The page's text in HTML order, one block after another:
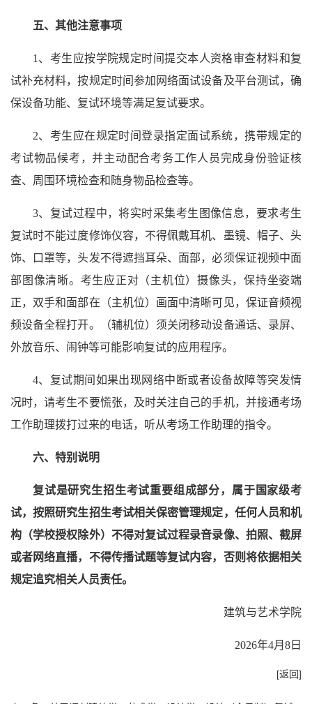
五、其他注意事项
1、考生应按学院规定时间提交本人资格审查材料和复
试补充材料，按规定时间参加网络面试设备及平台测试，确
保设备功能、复试环境等满足复试要求。
2、考生应在规定时间登录指定面试系统，携带规定的
考试物品候考，并主动配合考务工作人员完成身份验证核
查、周围环境检查和随身物品检查等。
3、复试过程中，将实时采集考生图像信息，要求考生
复试时不能过度修饰仪容，不得佩戴耳机、墨镜、帽子、头
饰、口罩等，头发不得遮挡耳朵、面部，必须保证视频中面
部图像清晰。考生应正对（主机位）摄像头，保持坐姿端
正，双手和面部在（主机位）画面中清晰可见，保证音频视
频设备全程打开。（辅机位）须关闭移动设备通话、录屏、
外放音乐、闹钟等可能影响复试的应用程序。
4、复试期间如果出现网络中断或者设备故障等突发情
况时，请考生不要慌张，及时关注自己的手机，并接通考场
工作助理拨打过来的电话，听从考场工作助理的指令。
六、特别说明
复试是研究生招生考试重要组成部分，属于国家级考
试，按照研究生招生考试相关保密管理规定，任何人员和机
构（学校授权除外）不得对复试过程录音录像、拍照、截屏
或者网络直播，不得传播试题等复试内容，否则将依据相关
规定追究相关人员责任。
建筑与艺术学院
2026年4月8日
[返回]